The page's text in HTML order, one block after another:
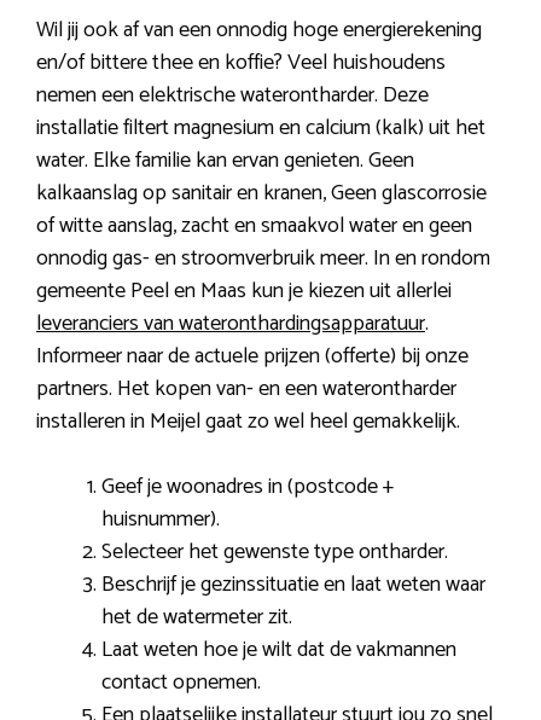
Wil jij ook af van een onnodig hoge energierekening
en/of bittere thee en koffie? Veel huishoudens
nemen een elektrische waterontharder. Deze
installatie filtert magnesium en calcium (kalk) uit het
water. Elke familie kan ervan genieten. Geen
kalkaanslag op sanitair en kranen, Geen glascorrosie
of witte aanslag, zacht en smaakvol water en geen
onnodig gas- en stroomverbruik meer. In en rondom
gemeente Peel en Maas kun je kiezen uit allerlei
leveranciers van wateronthardingsapparatuur.
Informeer naar de actuele prijzen (offerte) bij onze
partners. Het kopen van- en een waterontharder
installeren in Meijel gaat zo wel heel gemakkelijk.
Geef je woonadres in (postcode +
huisnummer).
Selecteer het gewenste type ontharder.
Beschrijf je gezinssituatie en laat weten waar
het de watermeter zit.
Laat weten hoe je wilt dat de vakmannen
contact opnemen.